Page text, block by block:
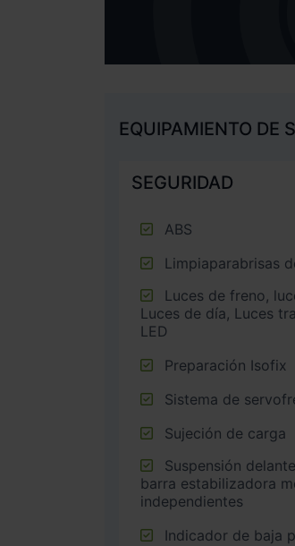
EQUIPAMIENTO DE
SEGURIDAD
ABS
Limpiaparabrisas
Luces de día, Luces
LED
Preparación Isofix
Sistema de
Sujeción de carga
barra estabilizadora
independientes
Indicador de baja